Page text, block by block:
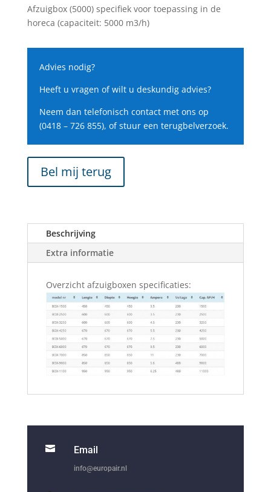
Afzuigbox (5000) specifiek voor toepassing in de
horeca (capaciteit: 5000 m3/h)
Advies nodig?
Heeft u vragen of wilt u deskundig advies?
Neem dan telefonisch contact met ons op
(0418 – 726 855), of stuur een terugbelverzoek.
Bel mij terug
Beschrijving
Extra informatie
Overzicht afzuigboxen specificaties:
 Email
info@europair.nl